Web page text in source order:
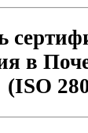
в
(ISO